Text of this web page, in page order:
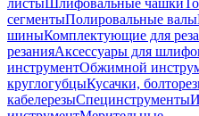
листыШлифовальные чашки
сегментыПолировальные валы
шиныКомплектующие для
резанияАксессуары для
инструментОбжимной
круглогубцыКусачки,
кабелерезыСпецинструменты